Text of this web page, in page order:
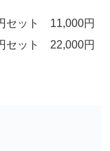
セット 11,000円
セット 22,000円